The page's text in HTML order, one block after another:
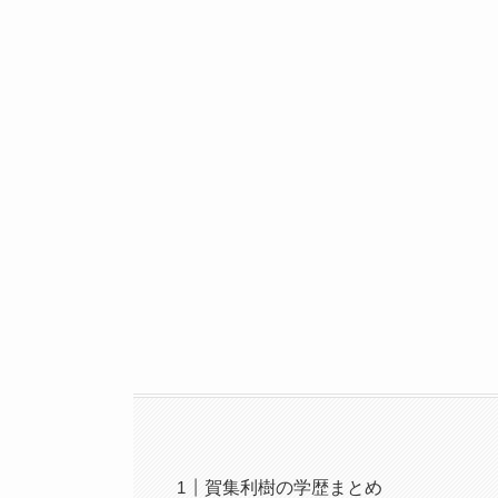
賀集利樹の学歴まとめ